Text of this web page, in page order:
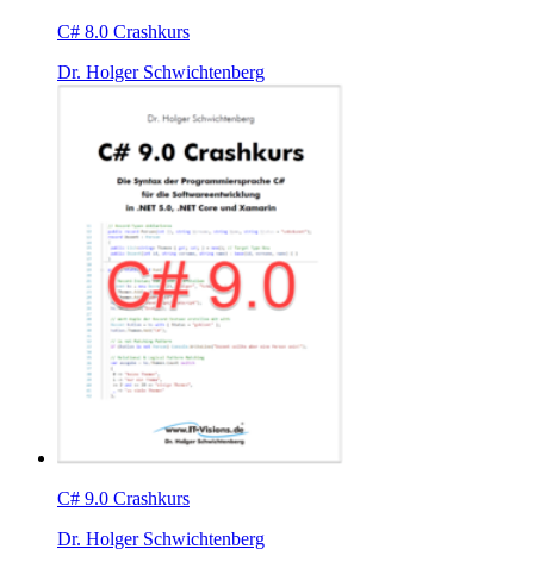
C# 8.0 Crashkurs
Dr. Holger Schwichtenberg
C# 9.0 Crashkurs
Dr. Holger Schwichtenberg